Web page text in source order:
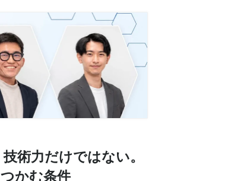
術力だけではない。
かむ条件